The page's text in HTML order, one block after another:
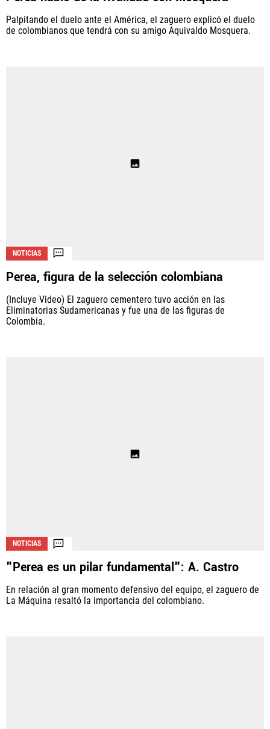
Palpitando el duelo ante el América, el zaguero explicó el duelo
de colombianos que tendrá con su amigo Aquivaldo Mosquera.
NOTICIAS
Perea, figura de la selección colombiana
(Incluye Video) El zaguero cementero tuvo acción en las
Eliminatorias Sudamericanas y fue una de las figuras de
Colombia.
NOTICIAS
"Perea es un pilar fundamental": A. Castro
En relación al gran momento defensivo del equipo, el zaguero de
La Máquina resaltó la importancia del colombiano.